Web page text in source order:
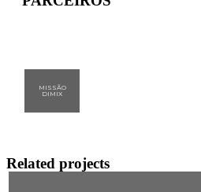
MISSÃO
DIMIX
Related projects